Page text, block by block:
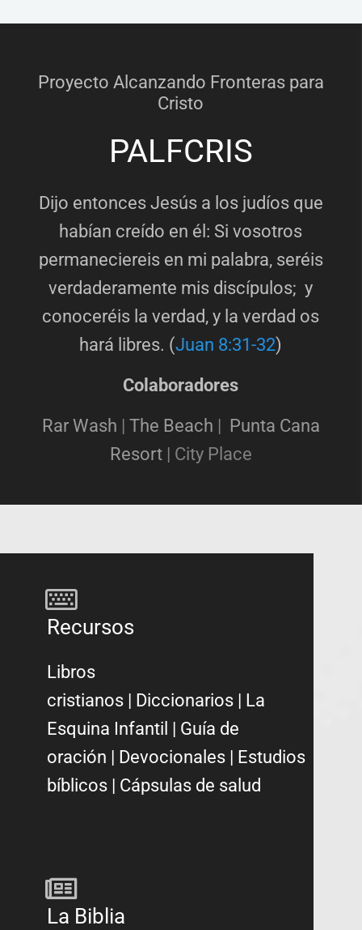
Proyecto Alcanzando Fronteras para
Cristo
PALFCRIS
Dijo entonces Jesús a los judíos que
habían creído en él: Si vosotros
permaneciereis en mi palabra, seréis
verdaderamente mis discípulos; y
conoceréis la verdad, y la verdad os
hará libres. (Juan 8:31-32)
Colaboradores
Rar Wash | The Beach | Punta Cana
Resort| City Place
Recursos
Libros
cristianos | Diccionarios | La
Esquina Infantil | Guía de
oración | Devocionales | Estudios
bíblicos | Cápsulas de salud
La Biblia